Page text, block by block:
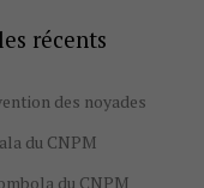
récents
des noyades
du CNPM
du CNPM